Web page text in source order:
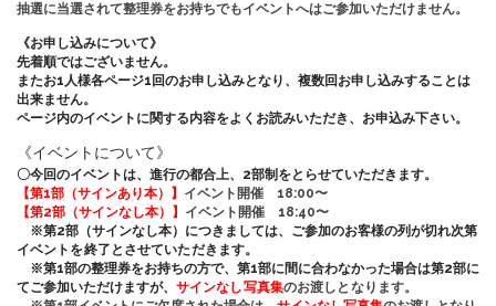
抽選に当選されて整理券をお持ちでもイベントへはご参加いただけません。
《お申し込みについて》
先着順ではございません。
またお1人様各ページ1 回のお申し込みとなり、複数回お申し込みすることは
出来ません。
ページ内のイベントに関する内容をよくお読みいただき、お申込み下さい。
《イベントについて》
〇今回のイベントは、進行の都合上、 2部制をとらせていただきます。
【第1部（サインあり本）】 イベント開催 18:00〜
【第2部（サインなし本）】 イベント開催 18:40〜
※第2部（サインなし本）につきましては、ご参加のお客様の列が切れ次第
イベントを終了とさせていただきます。
※第1部の整理券をお持ちの方で、第1部に間に合わなかった場合は第2部に
てご参加いただけますが、 サインなし写真集のお渡しとなります。